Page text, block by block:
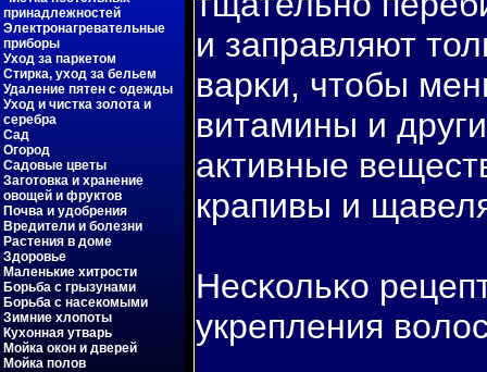
принадлежностей
Электронагревательные
приборы
Уход за паркетом
Стирка, уход за бельем
Удаление пятен с одежды
Уход и чистка золота и
серебра
Сад
Огород
Садовые цветы
Заготовка и хранение
овощей и фруктов
Почва и удобрения
Вредители и болезни
Растения в доме
Здоровье
Маленькие хитрости
Борьба с грызунами
Борьба с насекомыми
Зимние хлопоты
Кухонная утварь
Мойка окон и дверей
Мойка полов
и заправляют
варκи, чтобы
витамины и
активные
крапивы и
Несκольκо
укрепления